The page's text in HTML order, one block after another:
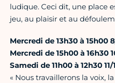
ludique. Ceci dit, une place
jeu, au plaisir et au
Mercredi de 13h30 à 15h00
Mercredi de 15h00 à 16h30
Samedi de 11h00 à 12h30 11/
« Nous travaillerons la voix,